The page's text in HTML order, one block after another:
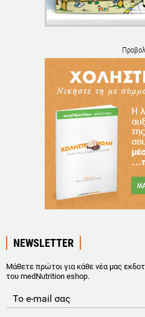
NEWSLETTER
Μάθετε πρώτοι για κάθε νέα μας
του medNutrition eshop.